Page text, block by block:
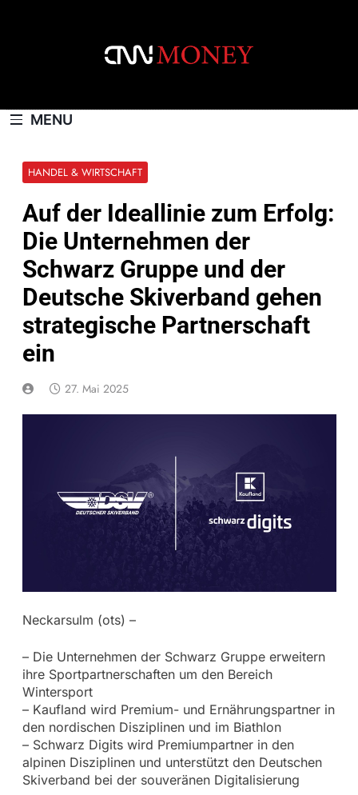
MENU
HANDEL & WIRTSCHAFT
Auf der Ideallinie zum Erfolg:
Die Unternehmen der
Schwarz Gruppe und der
Deutsche Skiverband gehen
strategische Partnerschaft
ein
27. Mai 2025
Neckarsulm (ots) –
– Die Unternehmen der Schwarz Gruppe erweitern
ihre Sportpartnerschaften um den Bereich
Wintersport
– Kaufland wird Premium- und Ernährungspartner in
den nordischen Disziplinen und im Biathlon
– Schwarz Digits wird Premiumpartner in den
alpinen Disziplinen und unterstützt den Deutschen
Skiverband bei der souveränen Digitalisierung